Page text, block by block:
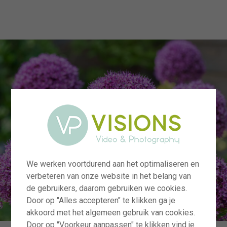
We werken voortdurend aan het optimaliseren en
verbeteren van onze website in het belang van
de gebruikers, daarom gebruiken we cookies.
Door op "Alles accepteren" te klikken ga je
akkoord met het algemeen gebruik van cookies.
Door op "Voorkeur aanpassen" te klikken vind je